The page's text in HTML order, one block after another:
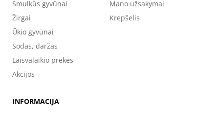
Smulkūs gyvūnai
Žirgai
Ūkio gyvūnai
Sodas, daržas
Laisvalaikio prekės
Akcijos
Mano užsakymai
Krepšelis
INFORMACIJA